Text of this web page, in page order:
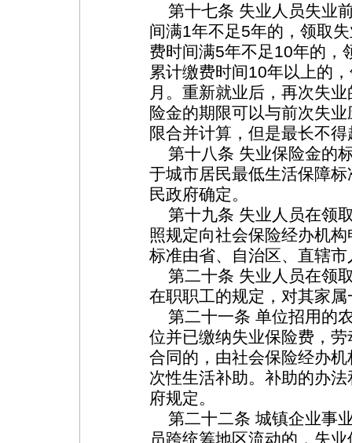
第十七条 失业人员失业
间满1年不足5年的，领取
费时间满5年不足10年的，
累计缴费时间10年以上的
月。重新就业后，再次失
险金的期限可以与前次失
限合并计算，但是最长不
第十八条 失业保险金的
于城市居民最低生活保障
民政府确定。
第十九条 失业人员在领
照规定向社会保险经办机
标准由省、自治区、直辖
第二十条 失业人员在领
在职职工的规定，对其家
第二十一条 单位招用的
位并已缴纳失业保险费，
合同的，由社会保险经办
次性生活补助。补助的办
府规定。
第二十二条 城镇企业事
员跨统筹地区流动的，失